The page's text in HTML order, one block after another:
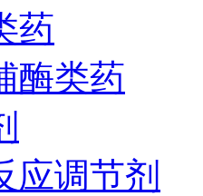
药
酶类药
应调节剂